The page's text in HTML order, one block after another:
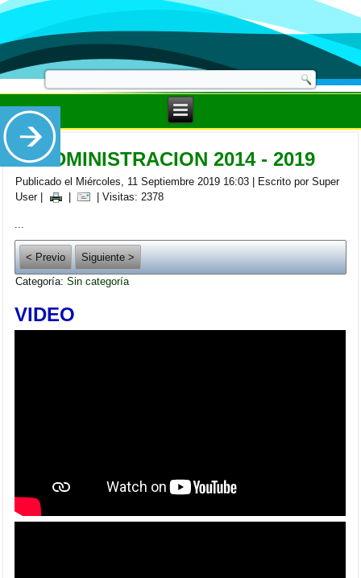
R. ADMINISTRACION 2014 - 2019
Publicado el Miércoles, 11 Septiembre 2019 16:03
Escrito por Super
User| | Visitas: 2378
< Previo
Siguiente >
Categoría:Sin categoría
VIDEO